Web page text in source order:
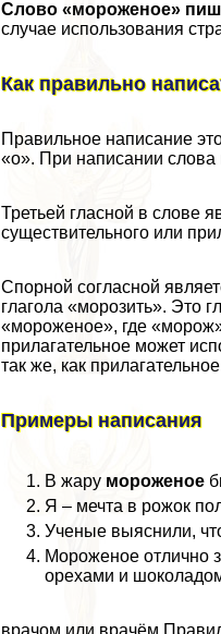
Слово «мороженое»
случае использования
Как правильно
Правильное написание
«о». При написании
Третьей гласной в слове
существительного или
Спopной согласной
глагола «морозить». Это
«мороженое», где
прилагательное может
так же, как
Примеры написания
В жару мороженое
Я – мечта в рожок
Ученые выяснили,
Мороженое отлично
орехами и
врачом или врачём